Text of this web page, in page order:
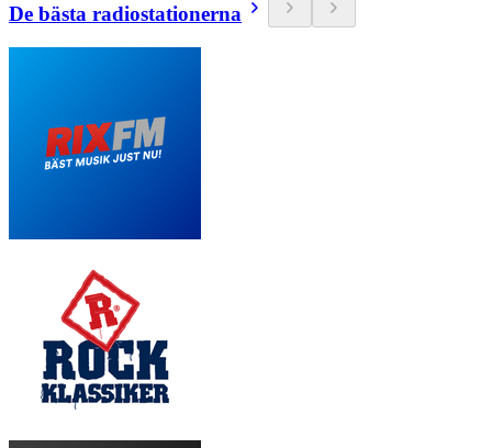
De bästa radiostationerna